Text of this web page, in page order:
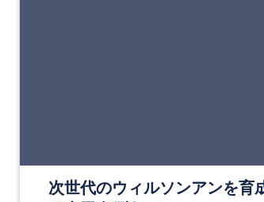
次世代のウィルソンアンを育